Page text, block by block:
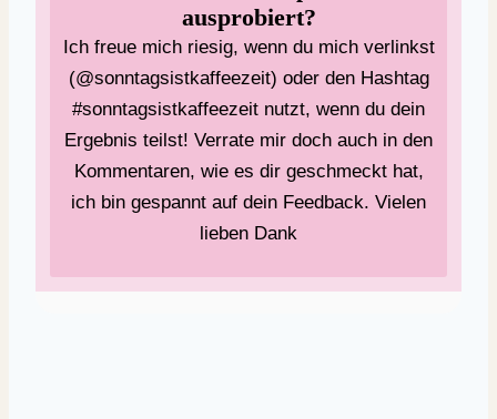
ausprobiert?
Ich freue mich riesig, wenn du mich verlinkst
(@sonntagsistkaffeezeit) oder den Hashtag
#sonntagsistkaffeezeit nutzt, wenn du dein
Ergebnis teilst! Verrate mir doch auch in den
Kommentaren, wie es dir geschmeckt hat,
ich bin gespannt auf dein Feedback. Vielen
lieben Dank